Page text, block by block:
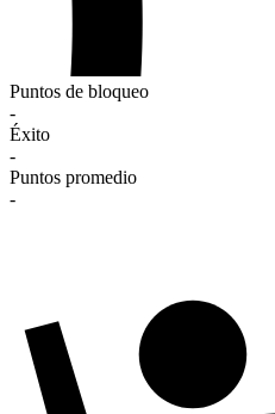
Puntos de bloqueo
-
Éxito
-
Puntos promedio
-